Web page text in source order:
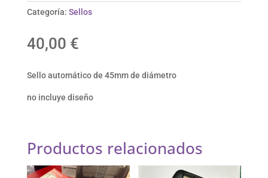
Categoría: Sellos
40,00 €
Sello automático de 45mm de diámetro
no incluye diseño
Productos relacionados